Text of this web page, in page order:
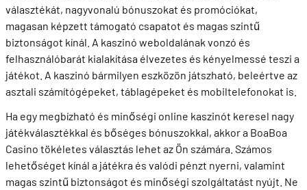
választékát, nagyvonalú bónuszokat és promóciókat,
magasan képzett támogató csapatot és magas szintű
biztonságot kínál. A kaszinó weboldalának vonzó és
felhasználóbarát kialakítása élvezetes és kényelmessé teszi a
játékot. A kaszinó bármilyen eszközön játszható, beleértve az
asztali számítógépeket, táblagépeket és mobiltelefonokat is.
Ha egy megbízható és minőségi online kaszinót keresel nagy
játékválasztékkal és bőséges bónuszokkal, akkor a BoaBoa
Casino tökéletes választás lehet az Ön számára. Számos
lehetőséget kínál a játékra és valódi pénzt nyerni, valamint
magas szintű biztonságot és minőségi szolgáltatást nyújt. Ne